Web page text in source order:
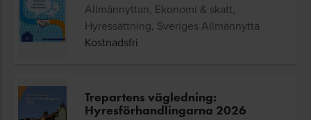
Allmännyttan, Ekonomi & skatt,
Hyressättning, Sveriges Allmännytta
Kostnadsfri
Trepartens vägledning:
Hyresförhandlingarna 2026